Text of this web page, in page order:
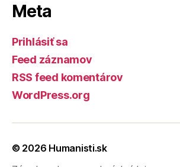
Meta
Prihlásiť sa
Feed záznamov
RSS feed komentárov
WordPress.org
© 2026 Humanisti.sk